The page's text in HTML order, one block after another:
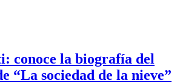
conoce la biografía del
“La sociedad de la nieve”